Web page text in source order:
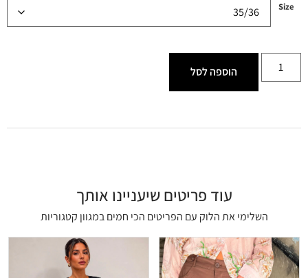
Size
הוספה לסל
עוד פריטים שיעניינו אותך
השלימי את הלוק עם הפריטים הכי חמים במגוון קטגוריות